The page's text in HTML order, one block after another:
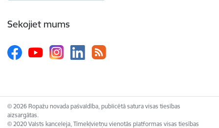
Sekojiet mums
© 2026 Ropažu novada pašvaldība, publicētā satura visas tiesības
aizsargātas.
© 2020 Valsts kanceleja, Tīmekļvietņu vienotās platformas visas tiesības